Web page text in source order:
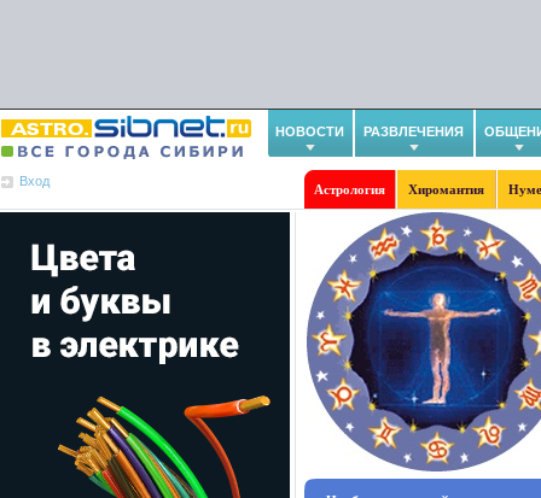
НОВОСТИ РАЗВЛЕЧЕНИЯ
Вход
Астрология Хиромантия